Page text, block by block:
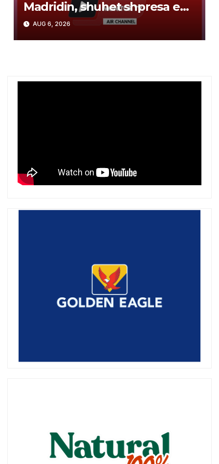
Madridin, shuhet shpresa e
Arsenalit për transferimin e
brazilianit
AUG 6, 2026